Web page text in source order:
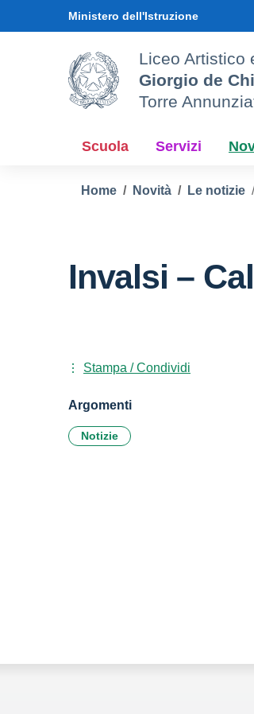
Ministero dell'Istruzione
Liceo Artistico
Giorgio de
Torre
Scuola Servizi
Home Novità Le notizie
Invalsi –
Stampa / Condividi
Argomenti
Notizie